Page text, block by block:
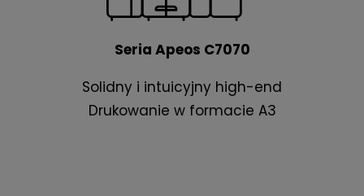
Seria Apeos C7070
Solidny i intuicyjny high-end
Drukowanie w formacie A3